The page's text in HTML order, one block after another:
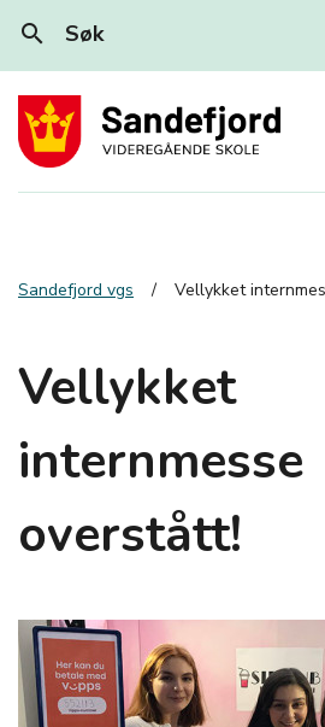
search Søk
Sandefjord vgs Vellykket
Vellykket
internmesse
overstått!